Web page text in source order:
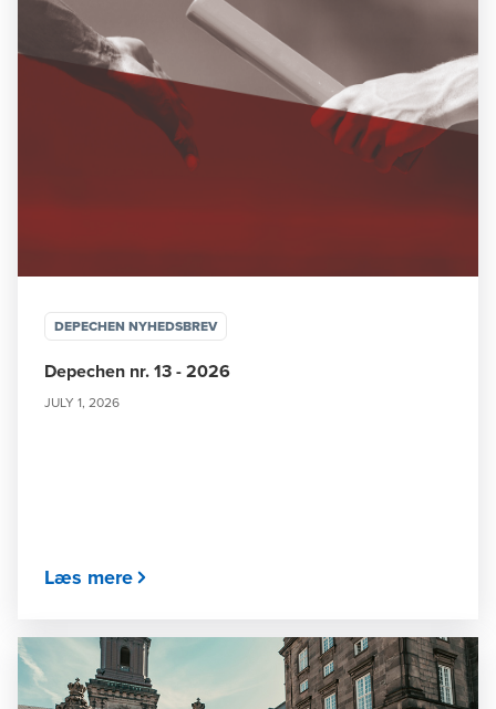
DEPECHEN NYHEDSBREV
Depechen nr. 13 - 2026
JULY 1, 2026
Læs mere